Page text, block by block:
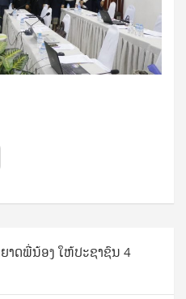
າດພີ່ນ້ອງ ໃຫ້ປະຊາຊົນ 4